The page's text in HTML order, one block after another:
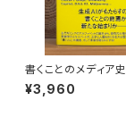
書くことのメディ
の言語能力に何をも
¥3,960